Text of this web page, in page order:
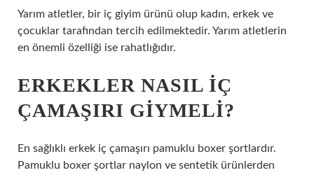
Yarım atletler, bir iç giyim ürünü olup kadın, erkek ve
çocuklar tarafından tercih edilmektedir. Yarım atletlerin
en önemli özelliği ise rahatlığıdır.
ERKEKLER NASIL IÇ
ÇAMAŞIRI GIYMELI?
En sağlıklı erkek iç çamaşırı pamuklu boxer şortlardır.
Pamuklu boxer şortlar naylon ve sentetik ürünlerden